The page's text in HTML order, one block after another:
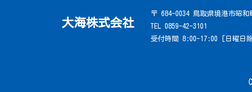
大海株式会社
〒 684-0034 鳥取県境港市昭和
TEL 0859-42-3101
受付時間 8:00-17:00 [日曜日